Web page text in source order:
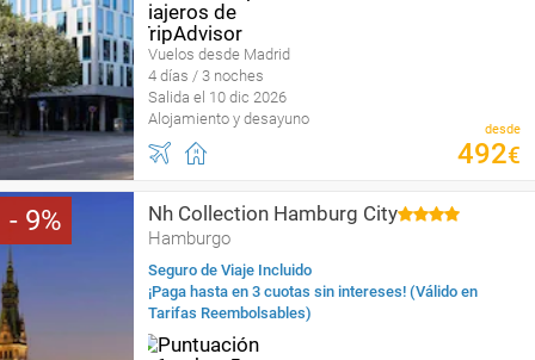
Vuelos desde Madrid
4 días / 3 noches
Salida el 10 dic 2026
Alojamiento y desayuno
desde
492€
9 Nh Collection Hamburg City
Hamburgo
Seguro de Viaje Incluido
¡Paga hasta en 3 cuotas sin intereses! (Válido en
Tarifas Reembolsables)